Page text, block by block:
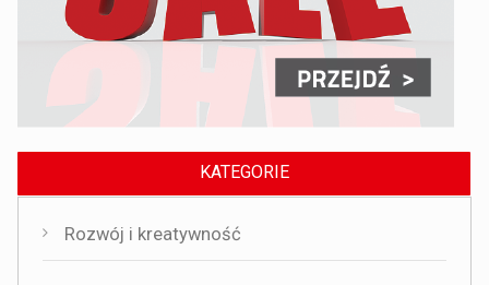
KATEGORIE
Rozwój i kreatywność